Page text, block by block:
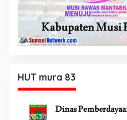
HUT mura 83